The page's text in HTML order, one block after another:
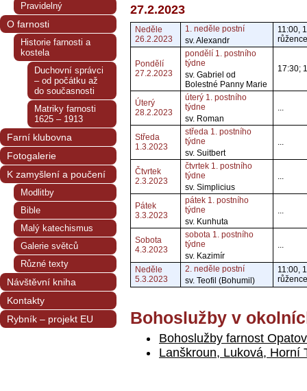
27.2.2023
Neděle
26.2.2023
1. neděle postní
sv. Alexandr
11:00,
Pondělí
27.2.2023
pondělí 1. postního
týdne
sv. Gabriel od
Bolestné Panny Marie
17:30;
Úterý
28.2.2023
úterý 1. postního
týdne
sv. Roman
...
Středa
1.3.2023
středa 1. postního
týdne
sv. Suitbert
...
Čtvrtek
2.3.2023
čtvrtek 1. postního
týdne
sv. Simplicius
...
Pátek
3.3.2023
pátek 1. postního
týdne
sv. Kunhuta
...
Sobota
4.3.2023
sobota 1. postního
týdne
sv. Kazimír
...
Neděle
5.3.2023
2. neděle postní
sv. Teofil (Bohumil)
11:00,
Bohoslužby v
Bohoslužby farnost Opatov
Lanškroun, Luková, Horní
Pravidelný
O farnosti
Historie farnosti a
kostela
Duchovní správci
– od počátku až
do současnosti
Matriky farnosti
1625 – 1913
Farní klubovna
Fotogalerie
K zamyšlení a poučení
Modlitby
Bible
Malý katechismus
Galerie světců
Různé texty
Návštěvní kniha
Kontakty
Rybník – projekt EU